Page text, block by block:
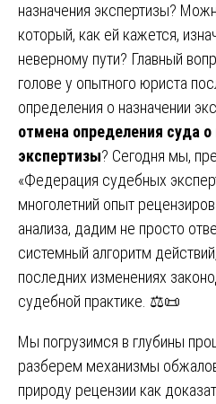
назначения экспертизы?
который, как ей кажется,
неверному пути? Главный
голове у опытного юриста
определения о назначении
отмена определения суда о
экспертизы? Сегодня мы,
«Федерация судебных
многолетний опыт
анализа, дадим не просто
системный алгоритм
последних изменениях
судебной практике. ⚖️📜
Мы погрузимся в глубины
разберем механизмы
природу рецензии как